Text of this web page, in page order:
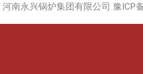
南永兴锅炉集团有限公司 豫ICP